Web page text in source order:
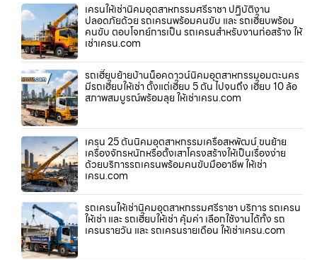
เครนให้เช่านิคมอุตสาหกรรมศรีราชา ปฏิบัติงาน
ปลอดภัยด้วย รถเครนพร้อมคนขับ และ รถเฮี๊ยบพร้อม
คนขับ ตอบโจทย์การเป็น รถเครนสำหรับงานก่อสร้าง ให้
เช่าเครน.com
รถเฮี๊ยบย้ายบ้านน็อคดาวน์นิคมอุตสาหกรรมอมตะนคร
มีรถเฮี๊ยบให้เช่า ตั้งแต่เฮี๊ยบ 5 ตัน ไปจนถึง เฮี๊ยบ 10 ล้อ
สภาพสมบูรณ์พร้อมลุย ให้เช่าเครน.com
เครน 25 ตันนิคมอุตสาหกรรมเครือสหพัฒน์ ขนย้าย
เครื่องจักรหนักหรือตั้งเสาโครงสร้างให้เป็นเรื่องง่าย
ด้วยบริการรถเครนพร้อมคนขับมืออาชีพ ให้เช่า
เครน.com
รถเครนให้เช่านิคมอุตสาหกรรมศรีราชา บริการ รถเครน
ให้เช่า และ รถเฮี๊ยบให้เช่า คุ้มค่า เลือกใช้งานได้ทั้ง รถ
เครนรายวัน และ รถเครนรายเดือน ให้เช่าเครน.com